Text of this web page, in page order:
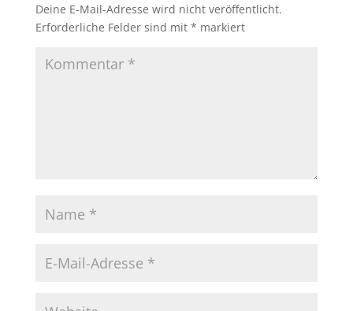
Deine E-Mail-Adresse wird nicht veröffentlicht.
Erforderliche Felder sind mit * markiert